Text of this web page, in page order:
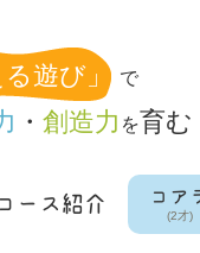
遊び」 で
・ 創造力 を育む
コース紹介 コア
(2才)